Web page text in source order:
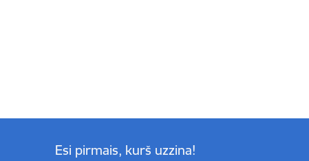
Esi pirmais, kurš uzzina!